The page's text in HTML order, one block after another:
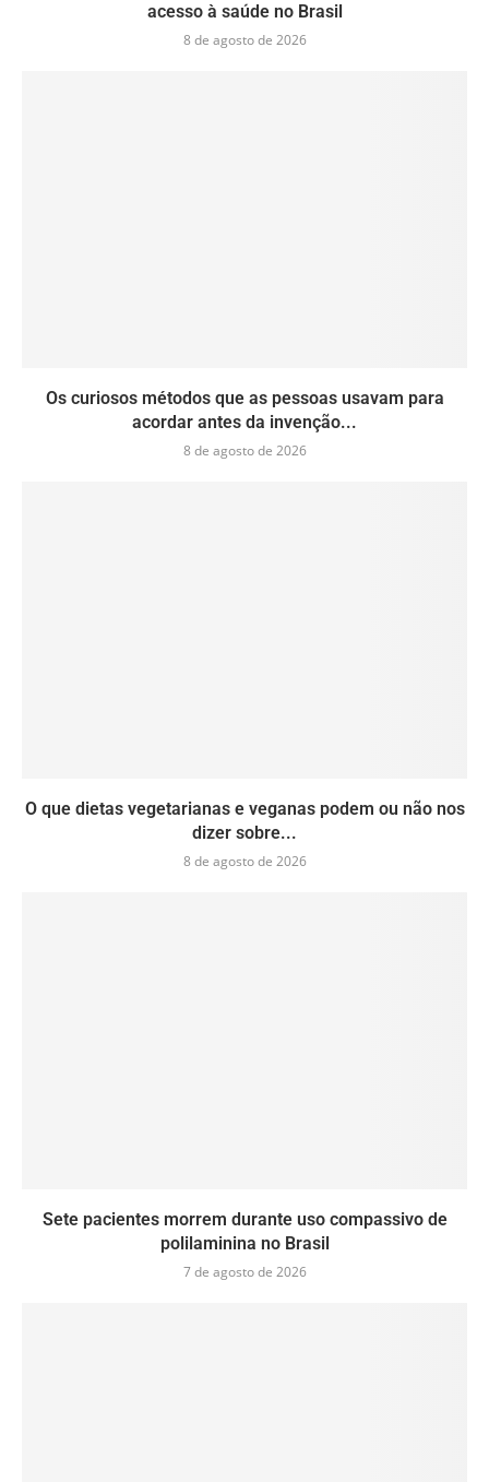
acesso à saúde no Brasil
8 de agosto de 2026
Os curiosos métodos que as pessoas usavam para
acordar antes da invenção...
8 de agosto de 2026
O que dietas vegetarianas e veganas podem ou não nos
dizer sobre...
8 de agosto de 2026
Sete pacientes morrem durante uso compassivo de
polilaminina no Brasil
7 de agosto de 2026